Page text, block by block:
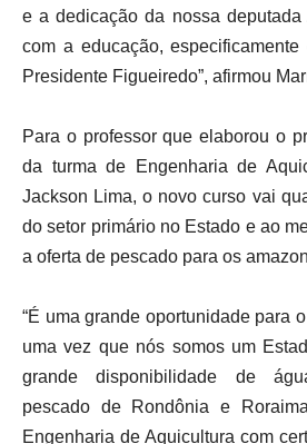
e a dedicação da nossa deputada
com a educação,
Presidente Figueiredo”, afirmou
Para o professor que elaborou o
da turma de Engenharia de
Jackson Lima, o novo curso vai
do setor primário no Estado e ao
a oferta de pescado para os
“É uma grande oportunidade para
uma vez que nós somos um
grande disponibilidade de
pescado de Rondônia e
Engenharia de Aquicultura com